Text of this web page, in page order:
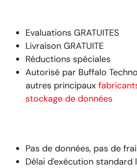
Evaluations GRATUITES
Livraison GRATUITE
Réductions spéciales
Autorisé par Buffalo
autres principaux
stockage de données
Pas de données, pas de
Délai d'exécution standard